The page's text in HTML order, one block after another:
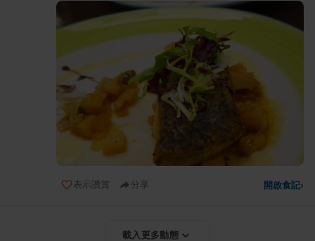
表示讚賞 分享 開啟食記›
載入更多動態